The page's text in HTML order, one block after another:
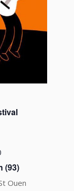
(93)
Ouen